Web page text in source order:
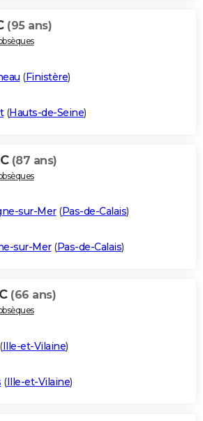
(95 ans)
(Finistère)
(Hauts-de-Seine)
(87 ans)
sur-Mer(Pas-de-Calais)
sur-Mer(Pas-de-Calais)
(66 ans)
(Ille-et-Vilaine)
(Ille-et-Vilaine)